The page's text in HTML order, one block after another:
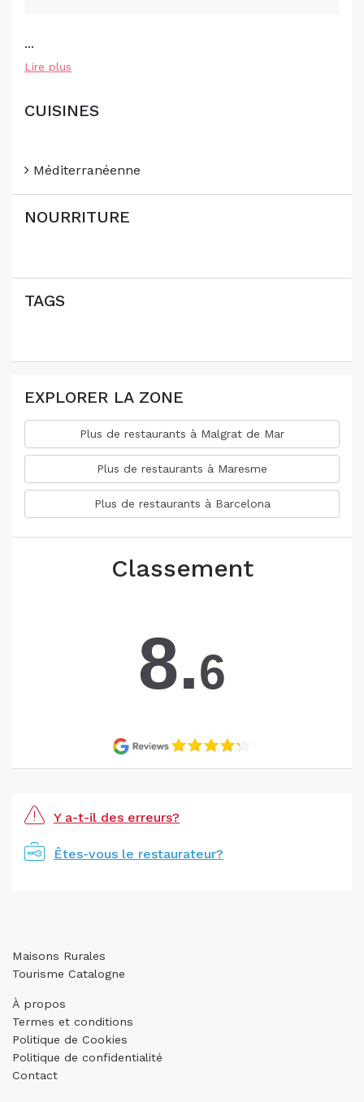
...
Lire plus
CUISINES
Méditerranéenne
NOURRITURE
TAGS
EXPLORER LA ZONE
Plus de restaurants à Malgrat de Mar
Plus de restaurants à Maresme
Plus de restaurants à Barcelona
Classement
8.6
Y a-t-il des erreurs?
Êtes-vous le restaurateur?
Maisons Rurales
Tourisme Catalogne
À propos
Termes et conditions
Politique de Cookies
Politique de confidentialité
Contact